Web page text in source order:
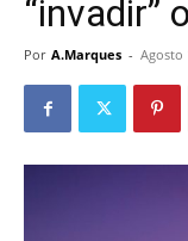
“invadir”
Por A.Marques - Agosto